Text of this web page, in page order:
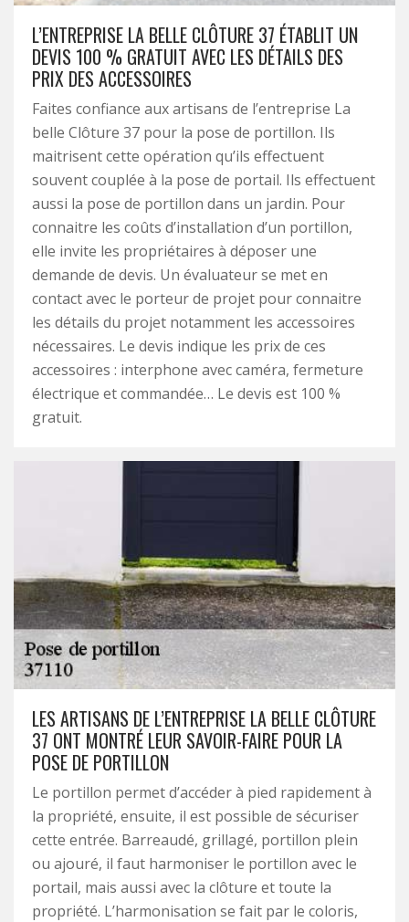
L’ENTREPRISE LA BELLE CLÔTURE 37 ÉTABLIT UN
DEVIS 100 % GRATUIT AVEC LES DÉTAILS DES
PRIX DES ACCESSOIRES
Faites confiance aux artisans de l’entreprise La
belle Clôture 37 pour la pose de portillon. Ils
maitrisent cette opération qu’ils effectuent
souvent couplée à la pose de portail. Ils effectuent
aussi la pose de portillon dans un jardin. Pour
connaitre les coûts d’installation d’un portillon,
elle invite les propriétaires à déposer une
demande de devis. Un évaluateur se met en
contact avec le porteur de projet pour connaitre
les détails du projet notamment les accessoires
nécessaires. Le devis indique les prix de ces
accessoires : interphone avec caméra, fermeture
électrique et commandée… Le devis est 100 %
gratuit.
LES ARTISANS DE L’ENTREPRISE LA BELLE CLÔTURE
37 ONT MONTRÉ LEUR SAVOIR-FAIRE POUR LA
POSE DE PORTILLON
Le portillon permet d’accéder à pied rapidement à
la propriété, ensuite, il est possible de sécuriser
cette entrée. Barreaudé, grillagé, portillon plein
ou ajouré, il faut harmoniser le portillon avec le
portail, mais aussi avec la clôture et toute la
propriété. L’harmonisation se fait par le coloris,